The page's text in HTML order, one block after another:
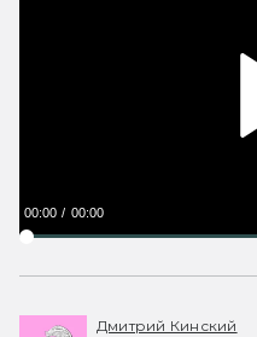
00:00 00:00
Дмитрий Кинский